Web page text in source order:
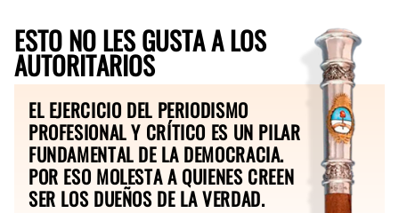
ESTO NO LES GUSTA A LOS
AUTORITARIOS
EL EJERCICIO DEL PERIODISMO
PROFESIONAL Y CRÍTICO ES UN PILAR
FUNDAMENTAL DE LA DEMOCRACIA.
POR ESO MOLESTA A QUIENES CREEN
SER LOS DUEÑOS DE LA VERDAD.